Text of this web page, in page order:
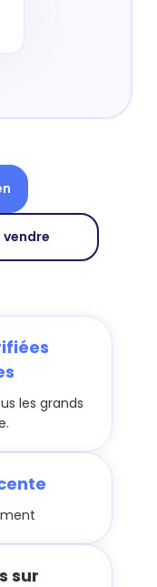
vendre
les grands
sur